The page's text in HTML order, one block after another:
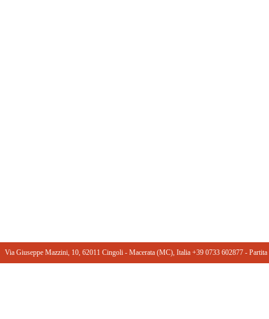
Via Giuseppe Mazzini, 10, 62011 Cingoli - Macerata (MC), Italia +39 0733 602877 ‎-